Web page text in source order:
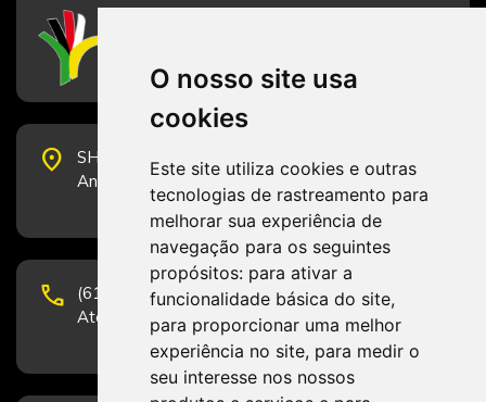
O nosso site usa
cookies
Este site utiliza cookies e outras
tecnologias de rastreamento para
melhorar sua experiência de
navegação para os seguintes
propósitos: para ativar a
funcionalidade básica do site,
para proporcionar uma melhor
experiência no site, para medir o
seu interesse nos nossos
place
SHS Quadra 6, Bloco E, Complexo Brasil 21, 20º
Andar, Sala 2001 - CEP 70322-915 - Brasília/DF
phone
(61) 3223-1652 e (61) 98131-3801.
Atendimento por telefone em horário comercial